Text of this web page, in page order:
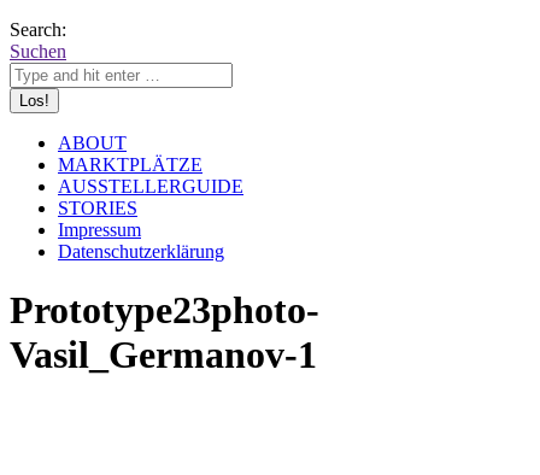
Search:
Suchen
ABOUT
MARKTPLÄTZE
AUSSTELLERGUIDE
STORIES
Impressum
Datenschutzerklärung
Prototype23photo-
Vasil_Germanov-1